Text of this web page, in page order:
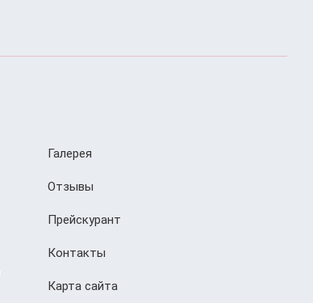
Галерея
Отзывы
Прейскурант
Контакты
Карта сайта